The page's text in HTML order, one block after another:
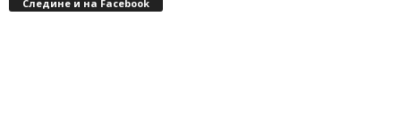
Следине и на Facebook